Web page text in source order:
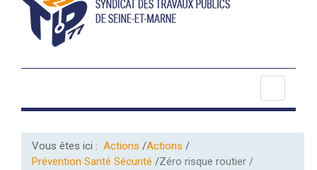
Vous êtes ici : Actions
Actions
Prévention Santé Sécurité
Zéro risque routier